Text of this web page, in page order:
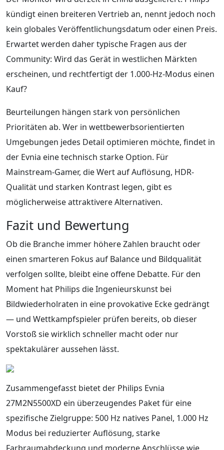
kündigt einen breiteren Vertrieb an, nennt jedoch noch
kein globales Veröffentlichungsdatum oder einen Preis.
Erwartet werden daher typische Fragen aus der
Community: Wird das Gerät in westlichen Märkten
erscheinen, und rechtfertigt der 1.000-Hz-Modus einen
Kauf?
Beurteilungen hängen stark von persönlichen
Prioritäten ab. Wer in wettbewerbsorientierten
Umgebungen jedes Detail optimieren möchte, findet in
der Evnia eine technisch starke Option. Für
Mainstream-Gamer, die Wert auf Auflösung, HDR-
Qualität und starken Kontrast legen, gibt es
möglicherweise attraktivere Alternativen.
Fazit und Bewertung
Ob die Branche immer höhere Zahlen braucht oder
einen smarteren Fokus auf Balance und Bildqualität
verfolgen sollte, bleibt eine offene Debatte. Für den
Moment hat Philips die Ingenieurskunst bei
Bildwiederholraten in eine provokative Ecke gedrängt
— und Wettkampfspieler prüfen bereits, ob dieser
Vorstoß sie wirklich schneller macht oder nur
spektakulärer aussehen lässt.
Zusammengefasst bietet der Philips Evnia
27M2N5500XD ein überzeugendes Paket für eine
spezifische Zielgruppe: 500 Hz natives Panel, 1.000 Hz
Modus bei reduzierter Auflösung, starke
Farbraumabdeckung und moderne Anschlüsse wie